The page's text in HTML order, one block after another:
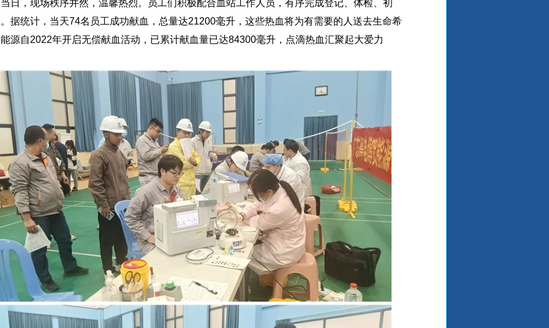
日，现场秩序井然，温馨热烈。员工们积极配合血站工作人员，有序完成登记、体检、初
据统计，当天74名员工成功献血，总量达21200毫升，这些热血将为有需要的人送去生命希
源自2022年开启无偿献血活动，已累计献血量已达84300毫升，点滴热血汇聚起大爱力